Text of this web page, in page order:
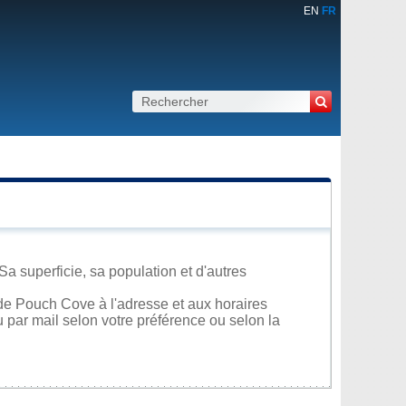
EN FR
superficie, sa population et d'autres
Pouch Cove à l'adresse et aux horaires
mail selon votre préférence ou selon la